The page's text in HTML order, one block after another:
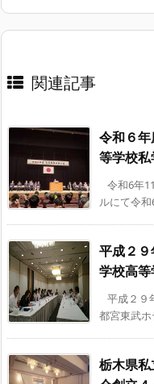
関連記事
令和６
等学校
令和6年
ルにて令
平成２
学校高
平成２９
都宮東武
栃木県